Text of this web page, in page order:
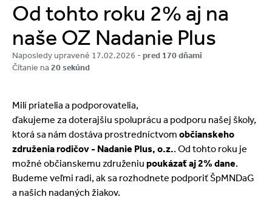
Od tohto roku 2% aj na
naše OZ Nadanie Plus
Naposledy upravené 17.02.2026 - pred 170 dňami
Čítanie na 20 sekúnd
Milí priatelia a podporovatelia,
ďakujeme za doterajšiu spoluprácu a podporu našej školy,
ktorá sa nám dostáva prostredníctvom občianskeho
združenia rodičov - Nadanie Plus, o.z.. Od tohto roku je
možné občianskemu združeniu poukázať aj 2% dane.
Budeme veľmi radi, ak sa rozhodnete podporiť ŠpMNDaG
a našich nadaných žiakov.